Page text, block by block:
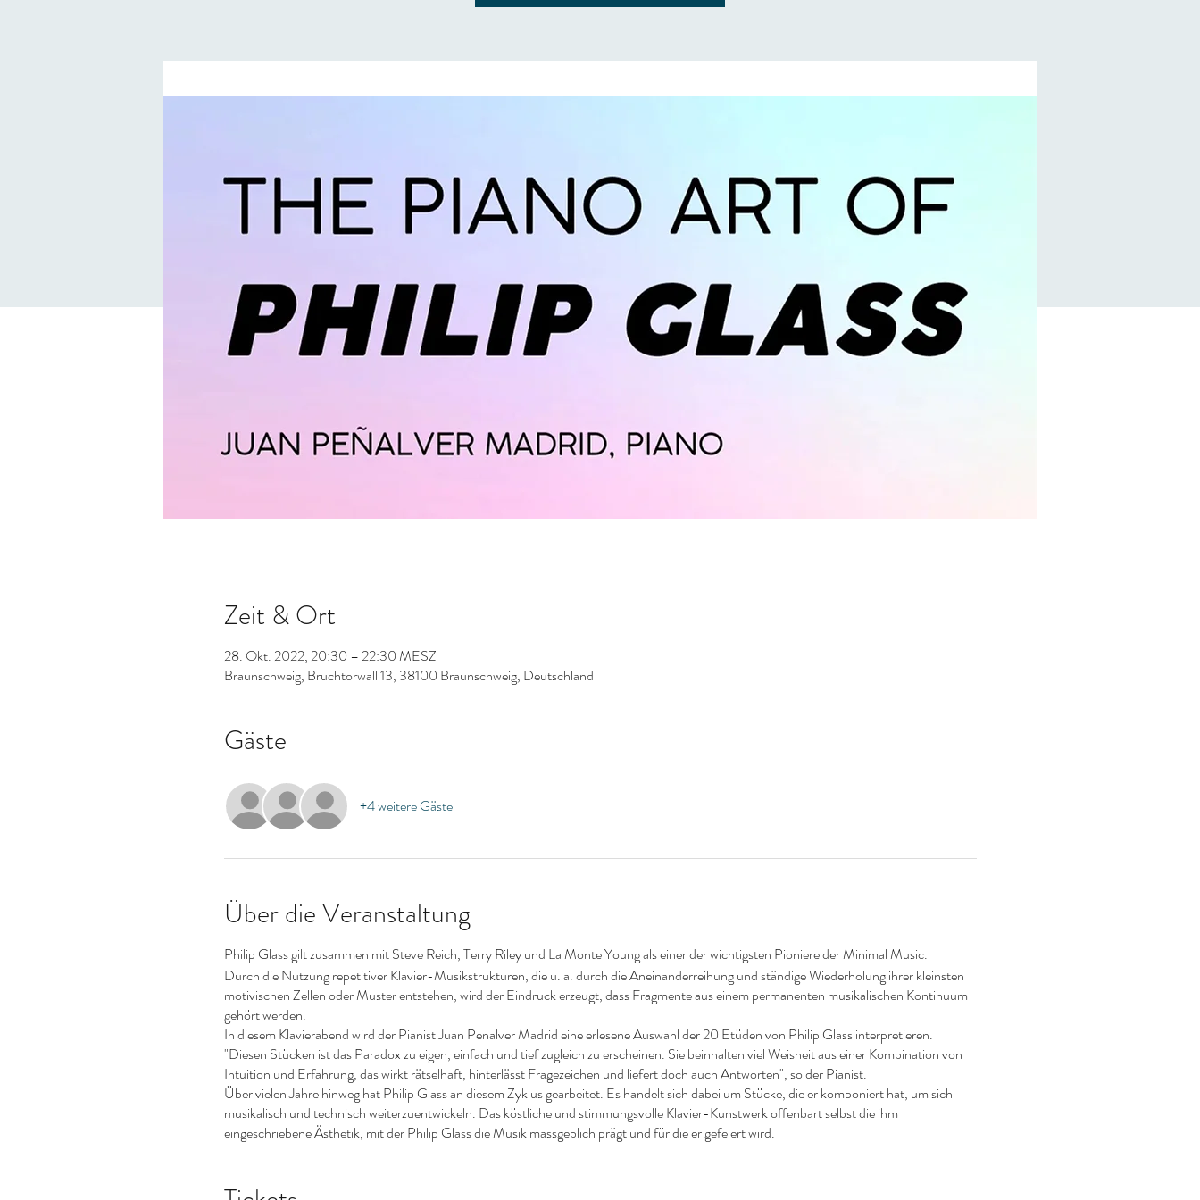
Zeit & Ort
28. Okt. 2022, 20:30 – 22:30 MESZ
Braunschweig, Bruchtorwall 13, 38100 Braunschweig, Deutschland
Gäste
+4 weitere Gäste
Über die Veranstaltung
Philip Glass gilt zusammen mit Steve Reich, Terry Riley und La Monte Young als einer der wichtigsten Pioniere der Minimal Music.
Durch die Nutzung repetitiver Klavier-Musikstrukturen, die u. a. durch die Aneinanderreihung und ständige Wiederholung ihrer kleinsten
motivischen Zellen oder Muster entstehen, wird der Eindruck erzeugt, dass Fragmente aus einem permanenten musikalischen Kontinuum
gehört werden.
In diesem Klavierabend wird der Pianist Juan Penalver Madrid eine erlesene Auswahl der 20 Etüden von Philip Glass interpretieren.
"Diesen Stücken ist das Paradox zu eigen, einfach und tief zugleich zu erscheinen. Sie beinhalten viel Weisheit aus einer Kombination von
Intuition und Erfahrung, das wirkt rätselhaft, hinterlässt Fragezeichen und liefert doch auch Antworten", so der Pianist.
Über vielen Jahre hinweg hat Philip Glass an diesem Zyklus gearbeitet. Es handelt sich dabei um Stücke, die er komponiert hat, um sich
musikalisch und technisch weiterzuentwickeln. Das köstliche und stimmungsvolle Klavier-Kunstwerk offenbart selbst die ihm
eingeschriebene Ästhetik, mit der Philip Glass die Musik massgeblich prägt und für die er gefeiert wird.